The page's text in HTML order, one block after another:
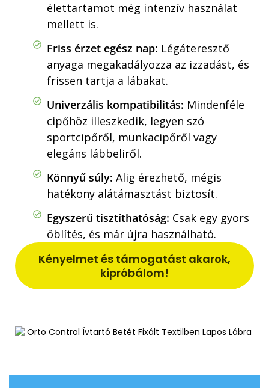
élettartamot még intenzív használat
mellett is.
Friss érzet egész nap: Légáteresztő
anyaga megakadályozza az izzadást, és
frissen tartja a lábakat.
Univerzális kompatibilitás: Mindenféle
cipőhöz illeszkedik, legyen szó
sportcipőről, munkacipőről vagy
elegáns lábbeliről.
Könnyű súly: Alig érezhető, mégis
hatékony alátámasztást biztosít.
Egyszerű tisztíthatóság: Csak egy gyors
öblítés, és már újra használható.
Kényelmet és támogatást akarok,
kipróbálom!